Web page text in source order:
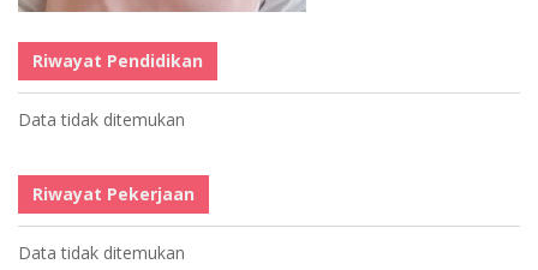
Riwayat Pendidikan
Data tidak ditemukan
Riwayat Pekerjaan
Data tidak ditemukan